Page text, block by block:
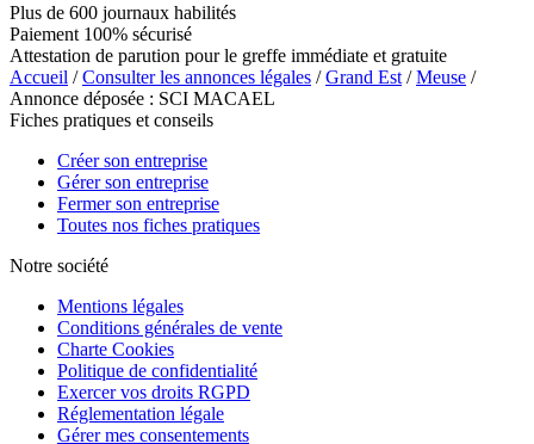
Plus de 600 journaux habilités
Paiement 100% sécurisé
Attestation de parution pour le greffe immédiate et gratuite
Accueil /Consulter les annonces légales /Grand Est /Meuse /
Annonce déposée : SCI MACAEL
Fiches pratiques et conseils
Créer son entreprise
Gérer son entreprise
Fermer son entreprise
Toutes nos fiches pratiques
Notre société
Mentions légales
Conditions générales de vente
Charte Cookies
Politique de confidentialité
Exercer vos droits RGPD
Réglementation légale
Gérer mes consentements